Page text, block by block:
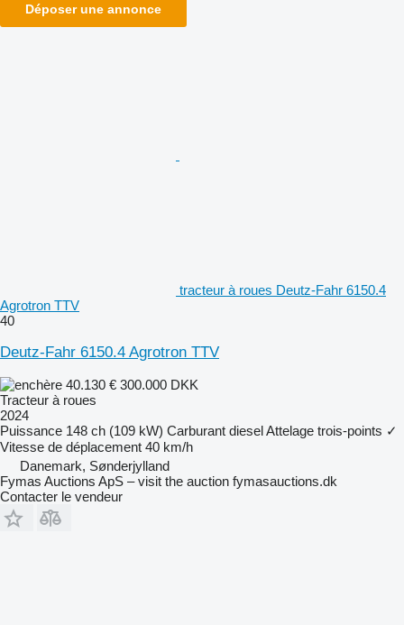
Déposer une annonce
tracteur à roues Deutz-Fahr 6150.4
Agrotron TTV
40
Deutz-Fahr 6150.4 Agrotron TTV
40.130 € 300.000 DKK
Tracteur à roues
2024
Puissance 148 ch (109 kW) Carburant dieselAttelage trois-points ✓
Vitesse de déplacement 40 km/h
Danemark, Sønderjylland
Fymas Auctions ApS – visit the auction fymasauctions.dk
Contacter le vendeur